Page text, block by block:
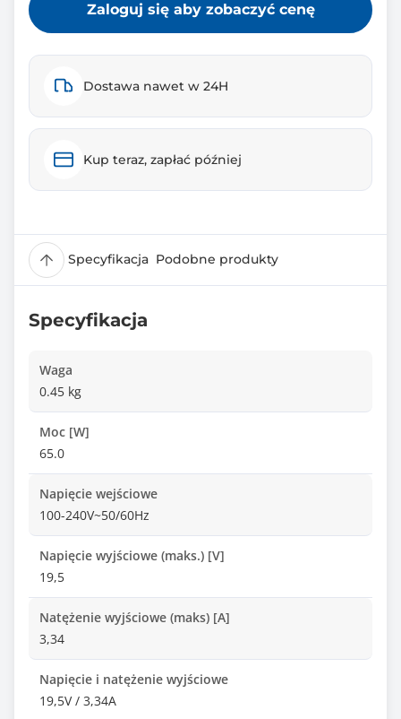
Zaloguj się aby zobaczyć cenę
Dostawa nawet w 24H
Kup teraz, zapłać później
Specyfikacja Podobne produkty
Specyfikacja
Waga
0.45 kg
Moc [W]
65.0
Napięcie wejściowe
100-240V~50/60Hz
Napięcie wyjściowe (maks.) [V]
19,5
Natężenie wyjściowe (maks) [A]
3,34
Napięcie i natężenie wyjściowe
19,5V / 3,34A